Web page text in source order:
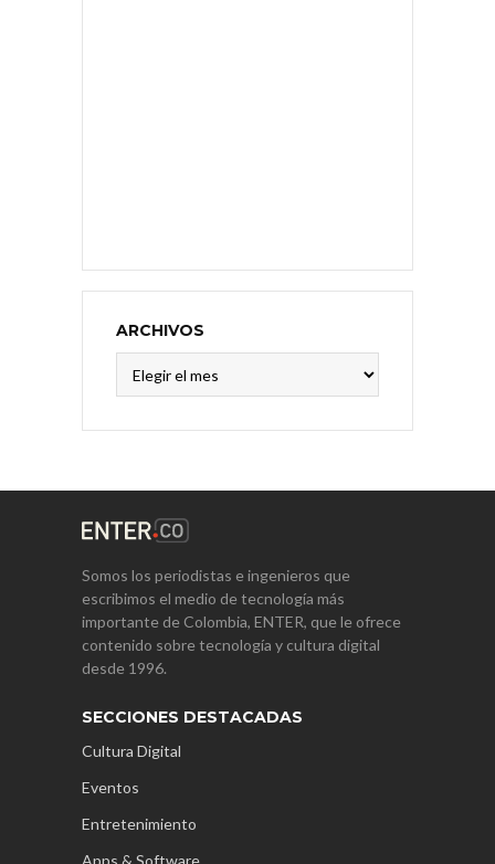
ARCHIVOS
Somos los periodistas e ingenieros que
escribimos el medio de tecnología más
importante de Colombia, ENTER, que le ofrece
contenido sobre tecnología y cultura digital
desde 1996.
SECCIONES DESTACADAS
Cultura Digital
Eventos
Entretenimiento
Apps & Software